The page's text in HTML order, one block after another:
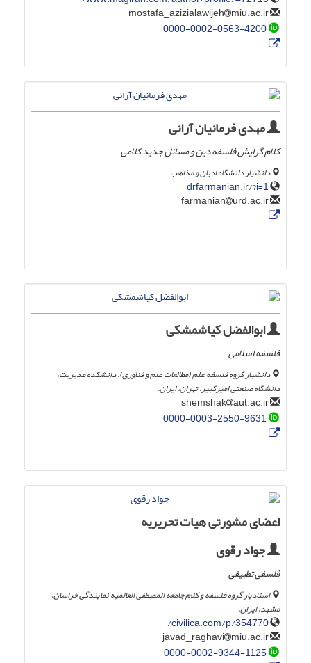
miu.ac.ir
0000-0002-0563-4200
مهدی فرمانیان آرانی
کلام گرایش فلسفه دین و مسائل جدید کلامی
دانشیار دانشگاه ادیان و مذاهب
drfarmanian.ir/?i=1
urd.ac.ir
ابوالفضل کیاشمشکی
فلسفه اسلامی
دانشیار گروه فلسفه علم (مطالعات علم و فناوری)، دانشکده مدیریت،
دانشگاه صنعتی امیرکبیر، تهران، ایران.
aut.ac.ir
0000-0003-2550-9631
اعضای مشورتی هیات تحریریه
جواد رقوی
فلسفی تطبیقی
استادیار گروه فلسفه و کلام جامعه المصطفی العالمیه نمایندگی خراسان،
مشهد، ایران.
civilica.com/p/354770/
miu.ac.ir
0000-0002-9344-1125